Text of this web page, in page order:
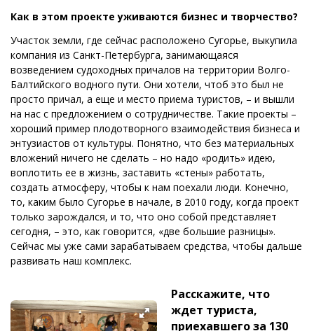
Как в этом проекте уживаются бизнес и творчество?
Участок земли, где сейчас расположено Сугорье, выкупила
компания из Санкт-Петербурга, занимающаяся
возведением судоходных причалов на территории Волго-
Балтийского водного пути. Они хотели, чтоб это был не
просто причал, а еще и место приема туристов, – и вышли
на нас с предложением о сотрудничестве. Такие проекты –
хороший пример плодотворного взаимодействия бизнеса и
энтузиастов от культуры. Понятно, что без материальных
вложений ничего не сделать – но надо «родить» идею,
воплотить ее в жизнь, заставить «стены» работать,
создать атмосферу, чтобы к нам поехали люди. Конечно,
то, каким было Сугорье в начале, в 2010 году, когда проект
только зарождался, и то, что оно собой представляет
сегодня, – это, как говорится, «две большие разницы».
Сейчас мы уже сами зарабатываем средства, чтобы дальше
развивать наш комплекс.
Расскажите, что
ждет туриста,
приехавшего за 130